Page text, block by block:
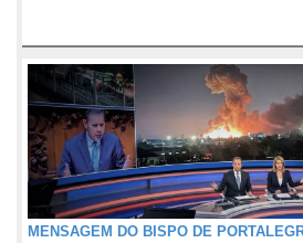
MENSAGEM DO BISPO DE